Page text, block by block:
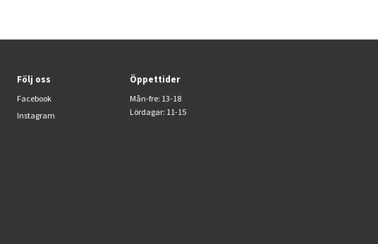
Följ oss
Facebook
Instagram
Öppettider
Mån-fre: 13-18
Lördagar: 11-15